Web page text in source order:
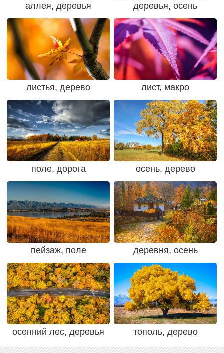
аллея, деревья деревья, осень
листья, дерево лист, макро
поле, дорога осень, дерево
пейзаж, поле деревня, осень
осенний лес, деревья тополь, дерево